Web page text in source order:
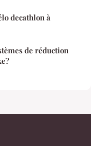
decathlon à
de réduction